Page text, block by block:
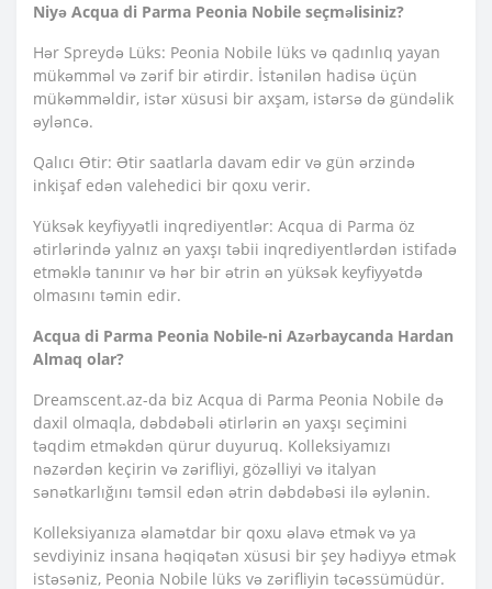
Niyə Acqua di Parma Peonia Nobile seçməlisiniz?
Hər Spreydə Lüks: Peonia Nobile lüks və qadınlıq yayan
mükəmməl və zərif bir ətirdir. İstənilən hadisə üçün
mükəmməldir, istər xüsusi bir axşam, istərsə də gündəlik
əyləncə.
Qalıcı Ətir: Ətir saatlarla davam edir və gün ərzində
inkişaf edən valehedici bir qoxu verir.
Yüksək keyfiyyətli inqrediyentlər: Acqua di Parma öz
ətirlərində yalnız ən yaxşı təbii inqrediyentlərdən istifadə
etməklə tanınır və hər bir ətrin ən yüksək keyfiyyətdə
olmasını təmin edir.
Acqua di Parma Peonia Nobile-ni Azərbaycanda Hardan
Almaq olar?
Dreamscent.az-da biz Acqua di Parma Peonia Nobile də
daxil olmaqla, dəbdəbəli ətirlərin ən yaxşı seçimini
təqdim etməkdən qürur duyuruq. Kolleksiyamızı
nəzərdən keçirin və zərifliyi, gözəlliyi və italyan
sənətkarlığını təmsil edən ətrin dəbdəbəsi ilə əylənin.
Kolleksiyanıza əlamətdar bir qoxu əlavə etmək və ya
sevdiyiniz insana həqiqətən xüsusi bir şey hədiyyə etmək
istəsəniz, Peonia Nobile lüks və zərifliyin təcəssümüdür.